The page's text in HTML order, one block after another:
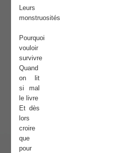
Leurs
monstruosités
Pourquoi
vouloir
survivre
Quand
on lit
si mal
le livre
Et dès
lors
croire
que
pour